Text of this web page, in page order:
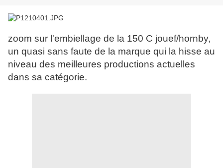
zoom sur l'embiellage de la 150 C jouef/hornby,
un quasi sans faute de la marque qui la hisse au
niveau des meilleures productions actuelles
dans sa catégorie.